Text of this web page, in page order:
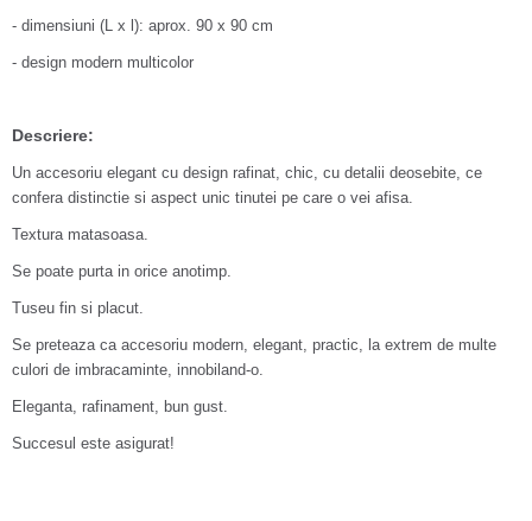
- dimensiuni (L x l): aprox. 90 x 90 cm
- design modern multicolor
Descriere:
Un accesoriu elegant cu design rafinat, chic, cu detalii deosebite, ce
confera distinctie si aspect unic tinutei pe care o vei afisa.
Textura matasoasa.
Se poate purta in orice anotimp.
Tuseu fin si placut.
Se preteaza ca accesoriu modern, elegant, practic, la extrem de multe
culori de imbracaminte, innobiland-o.
Eleganta, rafinament, bun gust.
Succesul este asigurat!